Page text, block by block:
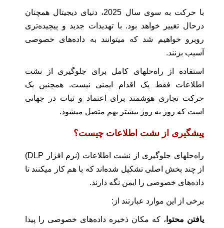
با حرکت به سوی سال 2025، دنیای دیجیتال همچنان
درحال تغییر خواهد بود. با تهدیدات جدید و پیچیده‌تری
روبرو خواهیم شد که میتوانند به داده‌های خصوصی
آسیب بزنند.
استفاده از راه‌حلهای کامل برای جلوگیری از نشت
اطلاعات فقط یک اقدام ایمنی نیست. همچنین یک
حرکت تجاری هوشمند برای اعتماد و ثبات در جهانی
است که روز به روز بیشتر بهم متصل میشود.
پیشگیری از نشت اطلاعات چیست؟
راه‌حلهای جلوگیری از نشت اطلاعات (نرم افزار DLP)
از چند بخش اصلی تشکیل شده‌اند که با هم کار میکنند تا
داده‌های خصوصی را ایمن نگه دارند.
برخی از این موارد عبارتند از:
یافتن محتوا ، که مکان ذخیره داده‌های خصوصی را پیدا